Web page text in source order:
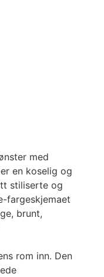
med
en koselig og
stiliserte og
fargeskjemaet
brunt,
rom inn. Den